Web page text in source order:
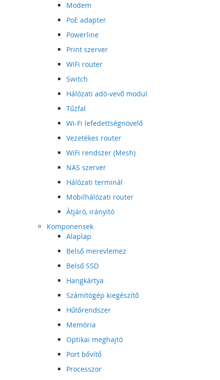
Modem
PoE adapter
Powerline
Print szerver
WiFi router
Switch
Hálózati adó-vevő modul
Tűzfal
Wi-Fi lefedettségnövelő
Vezetékes router
WiFi rendszer (Mesh)
NAS szerver
Hálózati terminál
Mobilhálózati router
Átjáró, irányító
Komponensek
Alaplap
Belső merevlemez
Belső SSD
Hangkártya
Számítógép kiegészítő
Hűtőrendszer
Memória
Optikai meghajtó
Port bővítő
Processzor